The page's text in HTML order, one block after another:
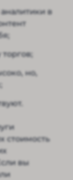
в
торгов;
но,
стоимость
вы